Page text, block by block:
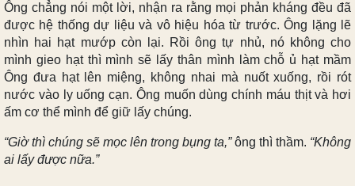
Ông chẳng nói một lời, nhận ra rằng mọi phản kháng đều đã
được hệ thống dự liệu và vô hiệu hóa từ trước. Ông lặng lẽ
nhìn hai hạt mướp còn lại. Rồi ông tự nhủ, nó không cho
mình gieo hạt thì mình sẽ lấy thân mình làm chỗ ủ hạt mầm
Ông đưa hạt lên miệng, không nhai mà nuốt xuống, rồi rót
nước vào ly uống cạn. Ông muốn dùng chính máu thịt và hơi
ấm cơ thể mình để giữ lấy chúng.
“Giờ thì chúng sẽ mọc lên trong bụng ta,”ông thì thầm. “Không
ai lấy được nữa.”